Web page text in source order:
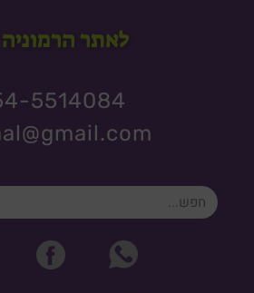
לאתר
5514084
חיפוש